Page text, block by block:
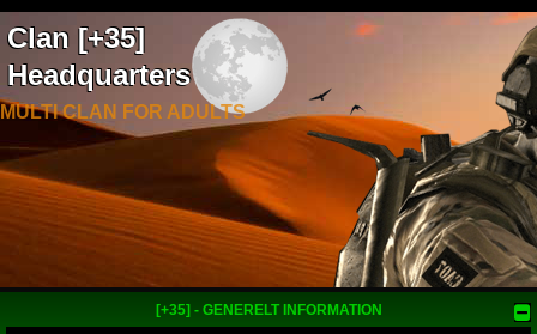
Clan [+35]
Headquarters
MULTI CLAN FOR ADULTS
[+35] - GENERELT INFORMATION